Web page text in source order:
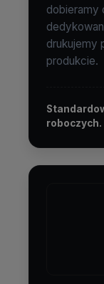
dobieramy
drukujemy
produkcie.
roboczych.